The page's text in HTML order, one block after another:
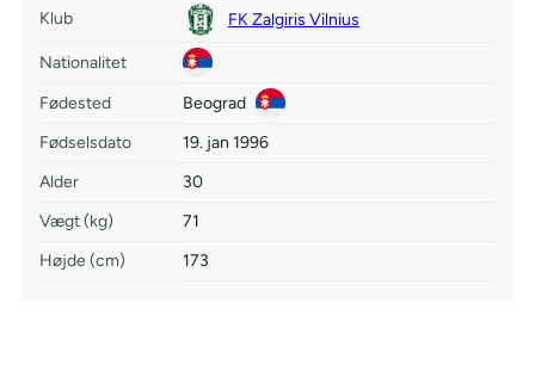
Klub FK Zalgiris Vilnius
Nationalitet
Fødested
Beograd
Fødselsdato
19. jan 1996
Alder
30
Vægt (kg)
71
Højde (cm)
173